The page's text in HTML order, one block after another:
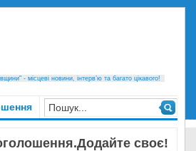
- місцеві новини, інтерв’ю та багато цікавого!
своє!